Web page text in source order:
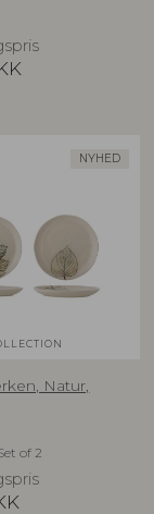
NYHED
Natur,
of 2